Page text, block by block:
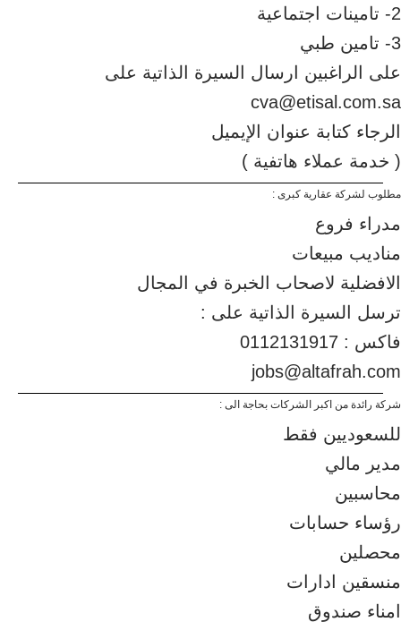
2- تامينات اجتماعية
3- تامين طبي
على الراغبين ارسال السيرة الذاتية على
cva@etisal.com.sa
الرجاء كتابة عنوان الإيميل
( خدمة عملاء هاتفية )
مطلوب لشركة عقارية كبرى :
مدراء فروع
مناديب مبيعات
الافضلية لاصحاب الخبرة في المجال
ترسل السيرة الذاتية على :
فاكس : 0112131917
jobs@altafrah.com
شركة رائدة من اكبر الشركات بحاجة الى :
للسعوديين فقط
مدير مالي
محاسبين
رؤساء حسابات
محصلين
منسقين ادارات
امناء صندوق